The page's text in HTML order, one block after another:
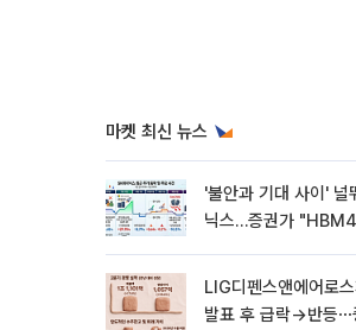
마켓 최신 뉴스
'불안과 기대 사이' 널
닉스…증권가
LIG디펜스앤에어로
발표 후 급락→반등⋯